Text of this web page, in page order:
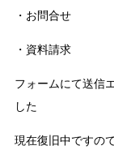
・お問合せ
・資料請求
フォームにて送信
した
現在復旧中ですの